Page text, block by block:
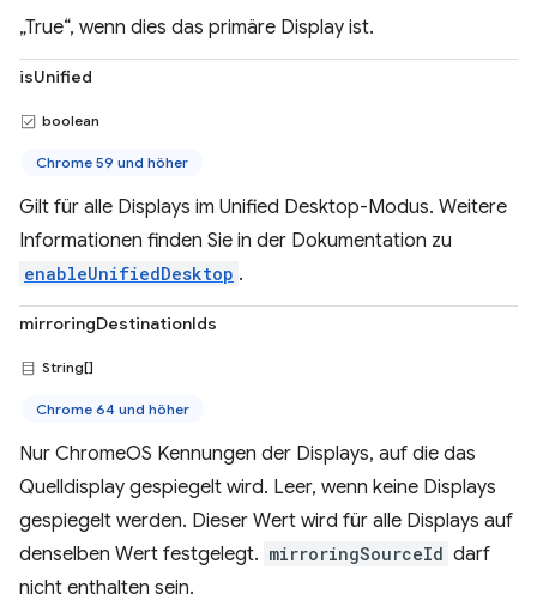
„True“, wenn dies das primäre Display ist.
isUnified
boolean
Chrome 59 und höher
Gilt für alle Displays im Unified Desktop-Modus. Weitere
Informationen finden Sie in der Dokumentation zu
enableUnifiedDesktop .
mirroringDestinationIds
String[]
Chrome 64 und höher
Nur ChromeOS Kennungen der Displays, auf die das
Quelldisplay gespiegelt wird. Leer, wenn keine Displays
gespiegelt werden. Dieser Wert wird für alle Displays auf
denselben Wert festgelegt. mirroringSourceId darf
nicht enthalten sein.